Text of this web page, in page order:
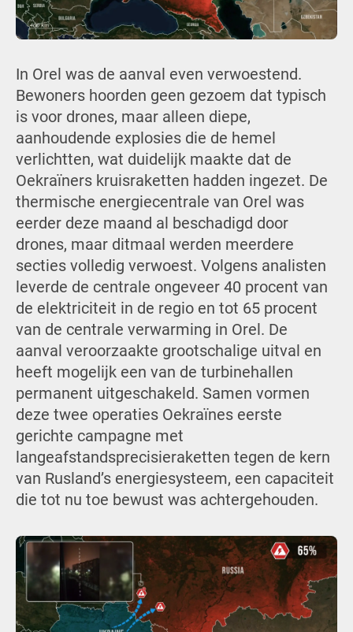
In Orel was de aanval even verwoestend.
Bewoners hoorden geen gezoem dat typisch
is voor drones, maar alleen diepe,
aanhoudende explosies die de hemel
verlichtten, wat duidelijk maakte dat de
Oekraïners kruisraketten hadden ingezet. De
thermische energiecentrale van Orel was
eerder deze maand al beschadigd door
drones, maar ditmaal werden meerdere
secties volledig verwoest. Volgens analisten
leverde de centrale ongeveer 40 procent van
de elektriciteit in de regio en tot 65 procent
van de centrale verwarming in Orel. De
aanval veroorzaakte grootschalige uitval en
heeft mogelijk een van de turbinehallen
permanent uitgeschakeld. Samen vormen
deze twee operaties Oekraïnes eerste
gerichte campagne met
langeafstandsprecisieraketten tegen de kern
van Rusland’s energiesysteem, een capaciteit
die tot nu toe bewust was achtergehouden.